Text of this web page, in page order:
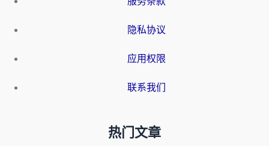
隐私协议
应用权限
联系我们
热门文章